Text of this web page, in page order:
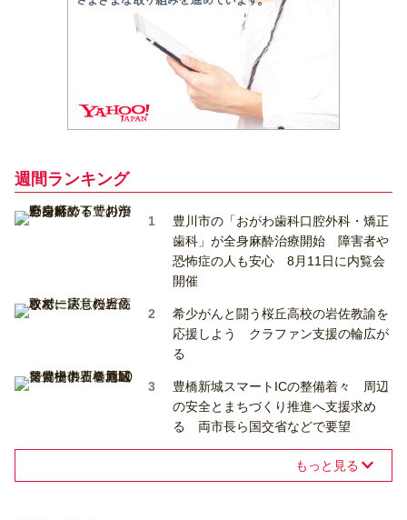
週間ランキング
豊川市の「おがわ歯科口腔外科・矯正
歯科」が全身麻酔治療開始 障害者や
恐怖症の人も安心 8月11日に内覧会
開催
希少がんと闘う桜丘高校の岩佐教諭を
応援しよう クラファン支援の輪広が
る
豊橋新城スマートICの整備着々 周辺
の安全とまちづくり推進へ支援求め
る 両市長ら国交省などで要望
もっと見る